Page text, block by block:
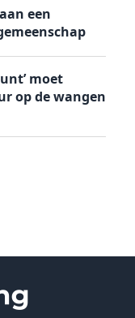
een
moet
op de wangen